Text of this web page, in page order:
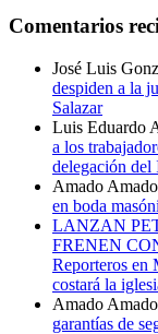
Comentarios
José Luis
despiden a la
Salazar
Luis Eduardo
a los
delegación del
Amado
en boda
LANZAN
FRENEN
Reporteros en
costará la
Amado
garantías de